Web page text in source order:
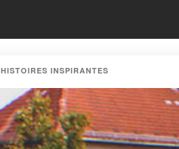
HISTOIRES INSPIRANTES